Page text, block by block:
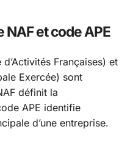
et code APE
Françaises) et
Exercée) sont
définit la
APE identifie
d’une entreprise.